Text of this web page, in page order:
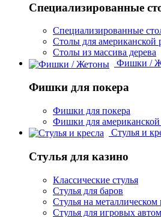
Специализированные
Специализированные
Столы для американской
Столы из массива дерева
Фишки /
Фишки для покера
Фишки для покера
Фишки для американской
Стулья и
Стулья для казино
Классические стулья
Стулья для баров
Стулья на металлическом
Стулья для игровых